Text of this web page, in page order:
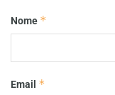
Nome *
Email *